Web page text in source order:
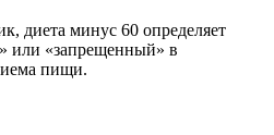
диета минус 60 определяет
или «запрещенный» в
пищи.